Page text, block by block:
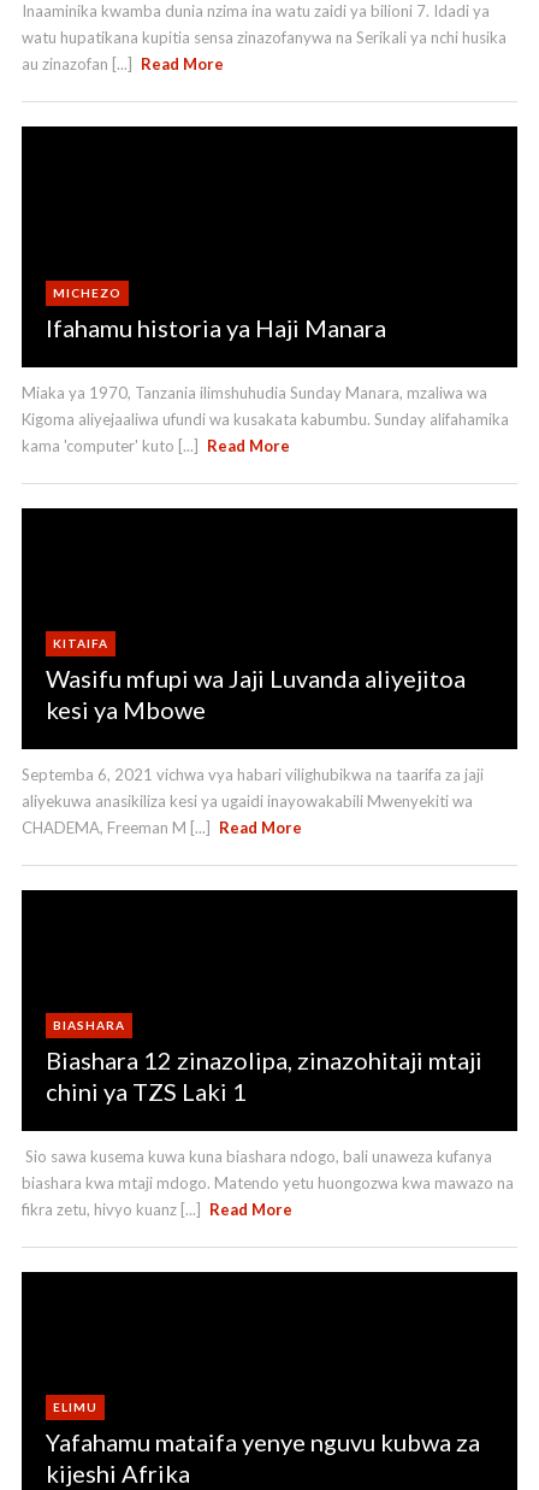
Inaaminika kwamba dunia nzima ina watu zaidi ya bilioni 7. Idadi ya
watu hupatikana kupitia sensa zinazofanywa na Serikali ya nchi husika
au zinazofan [...]
Read More
MICHEZO
Ifahamu historia ya Haji Manara
Miaka ya 1970, Tanzania ilimshuhudia Sunday Manara, mzaliwa wa
Kigoma aliyejaaliwa ufundi wa kusakata kabumbu. Sunday alifahamika
kama 'computer' kuto [...]
Read More
KITAIFA
Wasifu mfupi wa Jaji Luvanda aliyejitoa
kesi ya Mbowe
Septemba 6, 2021 vichwa vya habari vilighubikwa na taarifa za jaji
aliyekuwa anasikiliza kesi ya ugaidi inayowakabili Mwenyekiti wa
CHADEMA, Freeman M [...]
Read More
BIASHARA
Biashara 12 zinazolipa, zinazohitaji mtaji
chini ya TZS Laki 1
Sio sawa kusema kuwa kuna biashara ndogo, bali unaweza kufanya
biashara kwa mtaji mdogo. Matendo yetu huongozwa kwa mawazo na
fikra zetu, hivyo kuanz [...]
Read More
ELIMU
Yafahamu mataifa yenye nguvu kubwa za
kijeshi Afrika